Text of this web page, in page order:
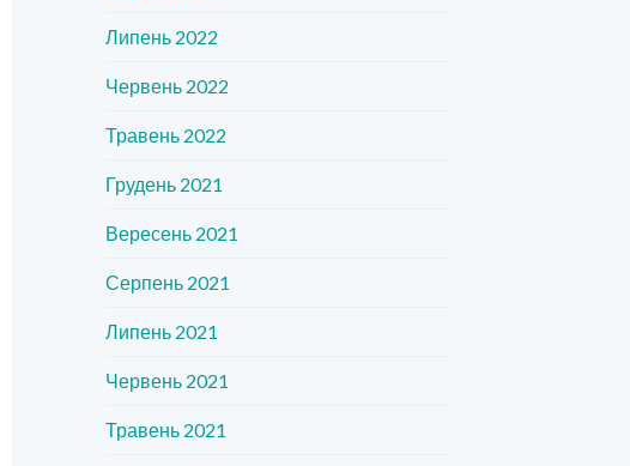
Липень 2022
Червень 2022
Травень 2022
Грудень 2021
Вересень 2021
Серпень 2021
Липень 2021
Червень 2021
Травень 2021